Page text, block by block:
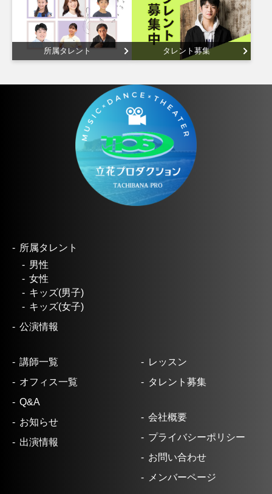
所属タレント タレント募集
所属タレント
男性
女性
キッズ(男子)
キッズ(女子)
公演情報
講師一覧
オフィス一覧
Q&A
お知らせ
出演情報
レッスン
タレント募集
会社概要
プライバシーポリシー
お問い合わせ
メンバーページ